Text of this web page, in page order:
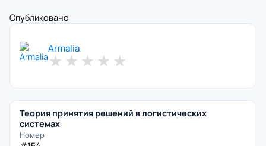
Опубликовано
Armalia
★ ★ ★ ★ ★
Теория принятия решений в логистических
системах
Номер